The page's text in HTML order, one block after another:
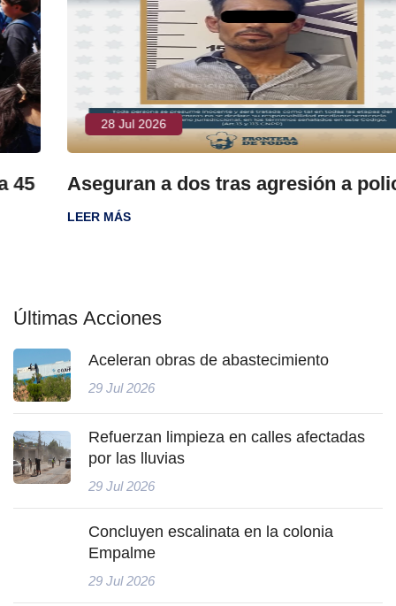
28 Jul 2026
Aseguran a dos tras agresión a policías
LEER MÁS
Últimas Acciones
Aceleran obras de abastecimiento
29 Jul 2026
Refuerzan limpieza en calles afectadas
por las lluvias
29 Jul 2026
Concluyen escalinata en la colonia
Empalme
29 Jul 2026